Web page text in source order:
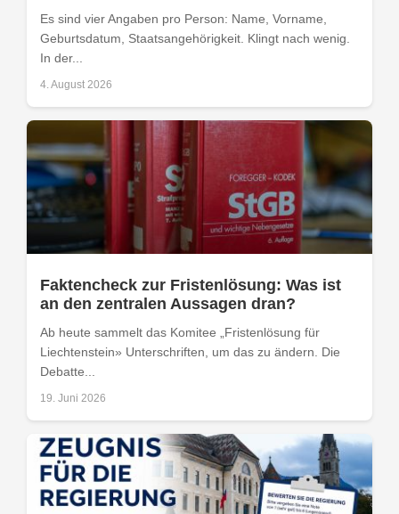
Es sind vier Angaben pro Person: Name, Vorname,
Geburtsdatum, Staatsangehörigkeit. Klingt nach wenig.
In der...
4. August 2026
Faktencheck zur Fristenlösung: Was ist
an den zentralen Aussagen dran?
Ab heute sammelt das Komitee „Fristenlösung für
Liechtenstein» Unterschriften, um das zu ändern. Die
Debatte...
19. Juni 2026